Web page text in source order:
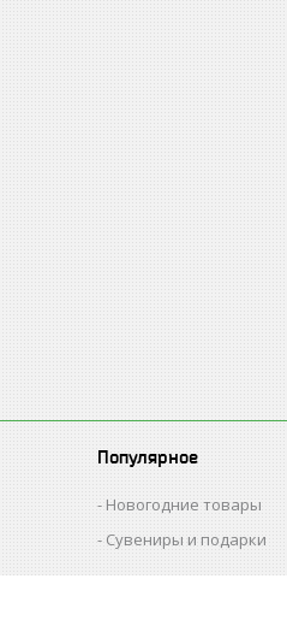
Популярное
Новогодние товары
Сувениры и подарки